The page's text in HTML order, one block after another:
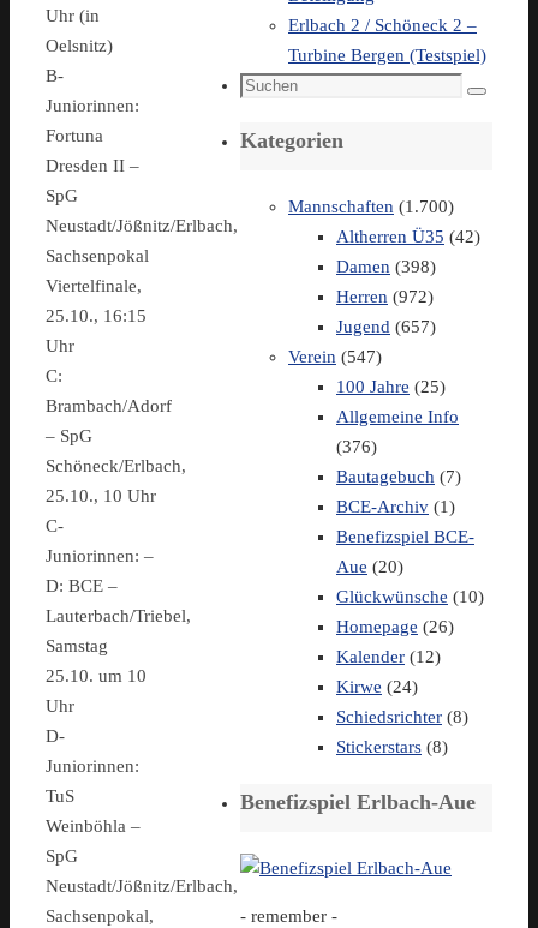
Uhr (in
Oelsnitz)
B-
Juniorinnen:
Fortuna
Dresden II –
SpG
Neustadt/Jößnitz/Erlbach,
Sachsenpokal
Viertelfinale,
25.10., 16:15
Uhr
C:
Brambach/Adorf
– SpG
Schöneck/Erlbach,
25.10., 10 Uhr
C-
Juniorinnen: –
D: BCE –
Lauterbach/Triebel,
Samstag
25.10. um 10
Uhr
D-
Juniorinnen:
TuS
Weinböhla –
SpG
Neustadt/Jößnitz/Erlbach,
Sachsenpokal,
Erlbach 2 / Schöneck 2 –
Turbine Bergen (Testspiel)
Suchen
Suchen
Kategorien
Mannschaften (1.700)
Altherren Ü35 (42)
Damen (398)
Herren (972)
Jugend (657)
Verein (547)
100 Jahre (25)
Allgemeine Info
(376)
Bautagebuch (7)
BCE-Archiv (1)
Benefizspiel BCE-
Aue (20)
Glückwünsche (10)
Homepage (26)
Kalender (12)
Kirwe (24)
Schiedsrichter (8)
Stickerstars (8)
Benefizspiel Erlbach-Aue
- remember -